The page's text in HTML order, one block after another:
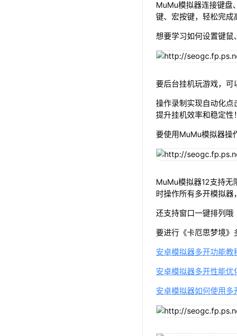
MuMu模拟器连接键盘
键、宏按键，轻松完成
想要学习如何设置键鼠
要后台挂机玩游戏，可
操作录制实现自动化点
提升挂机效率和稳定性！
要使用MuMu模拟器操
MuMu模拟器12支持无
时操作所有多开模拟器
还支持窗口一键排列哦
要进行《卡厄思梦境》
安卓模拟器多开功能教
安卓模拟器多开性能优
安卓模拟器如何使用多